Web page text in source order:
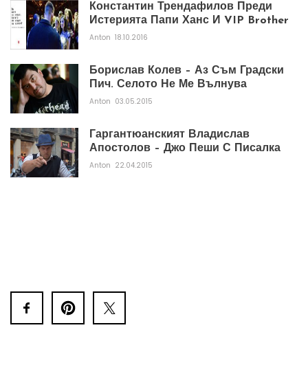
Константин Трендафилов Преди
Истерията Папи Ханс И VIP Brother
Anton 18.10.2016
Борислав Колев – Аз Съм Градски
Пич. Селото Не Ме Вълнува
Anton 03.05.2015
Гаргантюанският Владислав
Апостолов – Джо Пеши С Писалка
Anton 22.04.2015